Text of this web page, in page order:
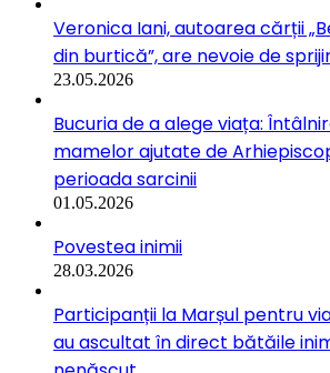
Veronica Iani, autoarea cărții
din burtică”, are nevoie de
23.05.2026
Bucuria de a alege viața:
mamelor ajutate de
perioada sarcinii
01.05.2026
Povestea inimii
28.03.2026
Participanții la Marșul pentru
au ascultat în direct bătăile